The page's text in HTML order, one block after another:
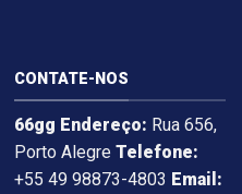
CONTATE-NOS
66gg Endereço: Rua 656,
Porto Alegre Telefone:
+55 49 98873-4803 Email: